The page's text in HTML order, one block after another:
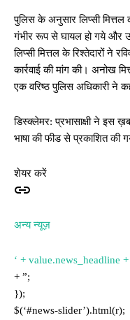
पुलिस के अनुसार लिप्सी मित्तल
गंभीर रूप से घायल हो गये और
लिप्सी मित्तल के रिश्तेदारों ने
कार्रवाई की मांग की। अनोख
एक वरिष्ठ पुलिस अधिकारी ने
डिस्क्लेमर: प्रभासाक्षी ने इस
भाषा की फीड से प्रकाशित की
शेयर करें
अन्य न्यूज़
‘ + value.news_headline +
+ ”;
});
$(‘#news-slider’).html(r);